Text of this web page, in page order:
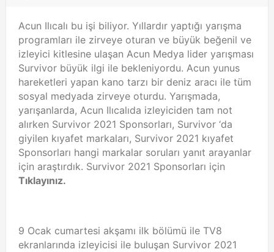
Acun Ilıcalı bu işi biliyor. Yıllardır yaptığı yarışma
programları ile zirveye oturan ve büyük beğenil ve
izleyici kitlesine ulaşan Acun Medya lider yarışması
Survivor büyük ilgi ile bekleniyordu. Acun yunus
hareketleri yapan kano tarzı bir deniz aracı ile tüm
sosyal medyada zirveye oturdu. Yarışmada,
yarışanlarda, Acun Ilıcalıda izleyiciden tam not
alırken Survivor 2021 Sponsorları, Survivor ‘da
giyilen kıyafet markaları, Survivor 2021 kıyafet
Sponsorları hangi markalar soruları yanıt arayanlar
için araştırdık. Survivor 2021 Sponsorları için
Tıklayınız.
9 Ocak cumartesi akşamı ilk bölümü ile TV8
ekranlarında izleyicisi ile buluşan Survivor 2021